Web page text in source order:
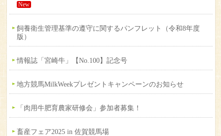
New
飼養衛生管理基準の遵守に関するパンフレット（令和8年度
版）
情報誌「宮崎牛」【No.100】記念号
地方競馬MilkWeekプレゼントキャンペーンのお知らせ
「肉用牛肥育農家研修会」参加者募集！
畜産フェア2025 in 佐賀競馬場